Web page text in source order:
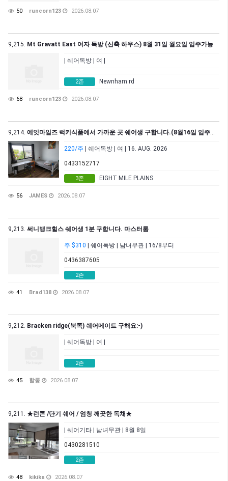
50 runcorn123 2026.08.07
9,215. Mt Gravatt East 여자 독방 (신축 하우스) 8월 31일 월요일 입주가능
| 쉐어독방 | 여 |
2존 Newnham rd
68 runcorn123 2026.08.07
9,214. 에잇마일즈 럭키식품에서 가까운 곳 쉐어생 구합니다.(8월16일 입주가능)
220/주 | 쉐어독방 | 여 | 16. AUG. 2026
0433152717
3존 EIGHT MILE PLAINS
56 JAMES 2026.08.07
9,213. 써니뱅크힐스 쉐어생 1분 구합니다. 마스터룸
주 $310 | 쉐어독방 | 남녀무관 | 16/8부터
0436387605
2존
41 Brad138 2026.08.07
9,212. Bracken ridge(북쪽) 쉐어메이트 구해요:-)
| 쉐어독방 | 여 |
2존
45 할롱 2026.08.07
9,211. ★런콘 /단기 쉐어 / 엄청 깨끗한 독채★
| 쉐어기타 | 남녀무관 | 8월 8일
0430281510
2존
48 kikika 2026.08.07